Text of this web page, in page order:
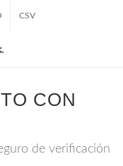
CSV
CON
de verificación